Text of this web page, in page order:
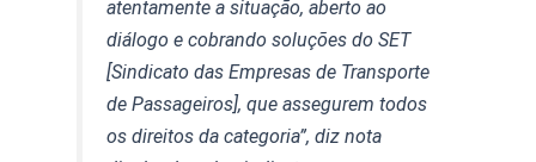
atentamente a situação, aberto ao
diálogo e cobrando soluções do SET
[Sindicato das Empresas de Transporte
de Passageiros], que assegurem todos
os direitos da categoria”, diz nota